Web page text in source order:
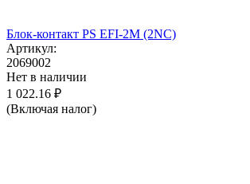
Блок-контакт PS EFI-2M (2NC)
Артикул:
2069002
Нет в наличии
1 022.16 ₽
(Включая налог)